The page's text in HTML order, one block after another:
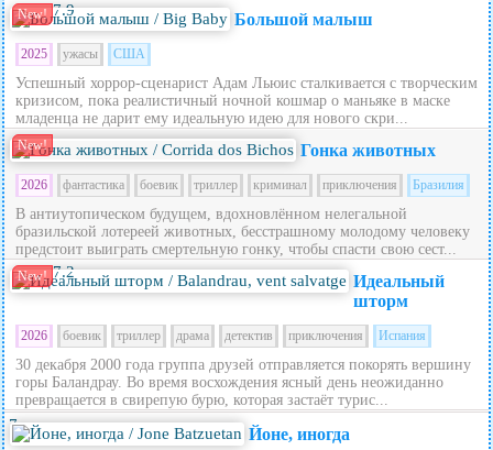
New! 7.9 Большой малыш
2025 ужасы США
Успешный хоррор-сценарист Адам Льюис сталкивается с творческим
кризисом, пока реалистичный ночной кошмар о маньяке в маске
младенца не дарит ему идеальную идею для нового скри...
New! Гонка животных
2026 фантастика боевик триллер криминал приключения Бразилия
В антиутопическом будущем, вдохновлённом нелегальной
бразильской лотереей животных, бесстрашному молодому человеку
предстоит выиграть смертельную гонку, чтобы спасти свою сест...
New! 7.2
Идеальный
шторм
2026 боевик триллер драма детектив приключения Испания
30 декабря 2000 года группа друзей отправляется покорять вершину
горы Баландрау. Во время восхождения ясный день неожиданно
превращается в свирепую бурю, которая застаёт турис...
7 Йоне, иногда